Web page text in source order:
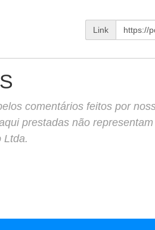
Link
comentários feitos por
prestadas não
Ltda.